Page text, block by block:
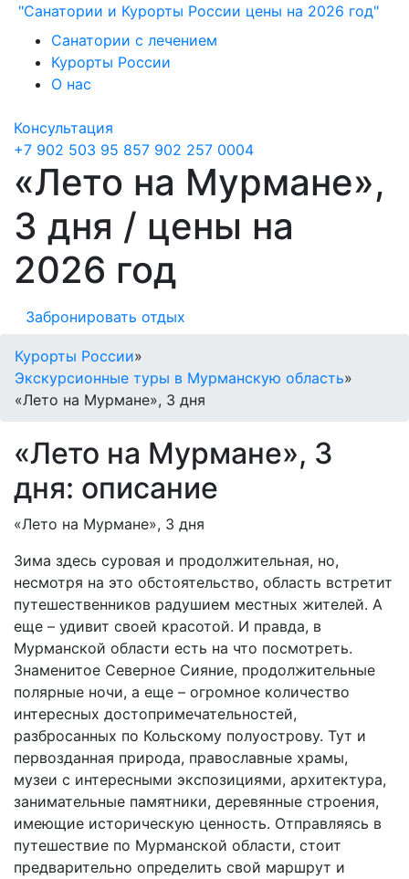
"Санатории и Курорты России цены на 2026 год"
Санатории с лечением
Курорты России
О нас
Консультация
+7 902 503 95 857 902 257 0004
«Лето на Мурмане»,
3 дня / цены на
2026 год
Забронировать отдых
Курорты России»
Экскурсионные туры в Мурманскую область»
«Лето на Мурмане», 3 дня
«Лето на Мурмане», 3
дня: описание
«Лето на Мурмане», 3 дня
Зима здесь суровая и продолжительная, но,
несмотря на это обстоятельство, область встретит
путешественников радушием местных жителей. А
еще – удивит своей красотой. И правда, в
Мурманской области есть на что посмотреть.
Знаменитое Северное Сияние, продолжительные
полярные ночи, а еще – огромное количество
интересных достопримечательностей,
разбросанных по Кольскому полуострову. Тут и
первозданная природа, православные храмы,
музеи с интересными экспозициями, архитектура,
занимательные памятники, деревянные строения,
имеющие историческую ценность. Отправляясь в
путешествие по Мурманской области, стоит
предварительно определить свой маршрут и